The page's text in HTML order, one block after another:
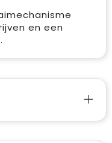
en een